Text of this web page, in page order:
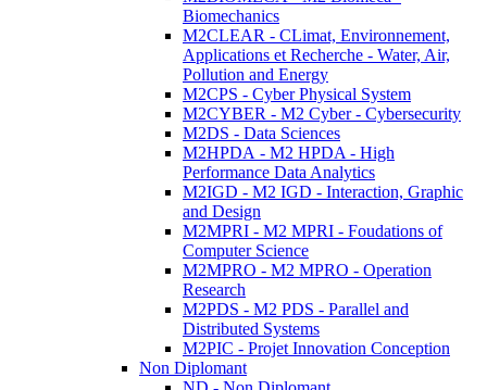
Biomechanics
M2CLEAR - CLimat, Environnement,
Applications et Recherche - Water, Air,
Pollution and Energy
M2CPS - Cyber Physical System
M2CYBER - M2 Cyber - Cybersecurity
M2DS - Data Sciences
M2HPDA - M2 HPDA - High
Performance Data Analytics
M2IGD - M2 IGD - Interaction, Graphic
and Design
M2MPRI - M2 MPRI - Foudations of
Computer Science
M2MPRO - M2 MPRO - Operation
Research
M2PDS - M2 PDS - Parallel and
Distributed Systems
M2PIC - Projet Innovation Conception
Non Diplomant